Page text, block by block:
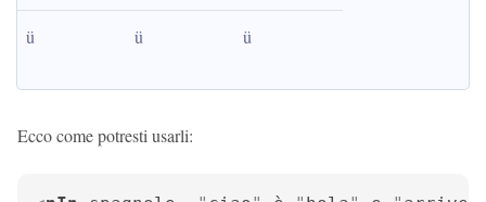
ü ü ü
Ecco come potresti usarli: